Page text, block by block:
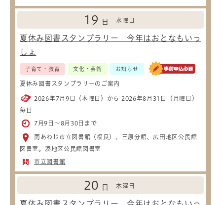
19 日 水曜日
夏休み図書スタンプラリー 今年はおとなもいっ
しょ
子育て・教育 文化・芸術 お知らせ
夏休み図書スタンプラリーのご案内
2026年7月9日（木曜日）から 2026年8月31日（月曜日）
毎日
7月9日～8月30日まで
南あわじ市立図書館（福良）、三原分館、広田地区公民館
図書室。湊地区公民館図書室
市立図書館
20 日 木曜日
夏休み図書スタンプラリー 今年はおとなもいっ